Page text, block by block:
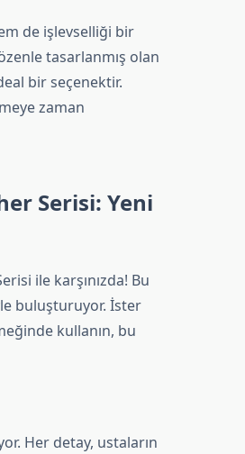
de işlevselliği bir
tasarlanmış olan
bir seçenektir.
zaman
Serisi: Yeni
ile karşınızda! Bu
buluşturuyor. İster
kullanın, bu
Her detay, ustaların